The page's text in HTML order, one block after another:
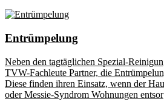
Entrümpelung
Neben den tagtäglichen Spezial-
TVW-Fachleute Partner, die
Diese finden ihren Einsatz, wenn der
oder Messie-Syndrom Wohnungen